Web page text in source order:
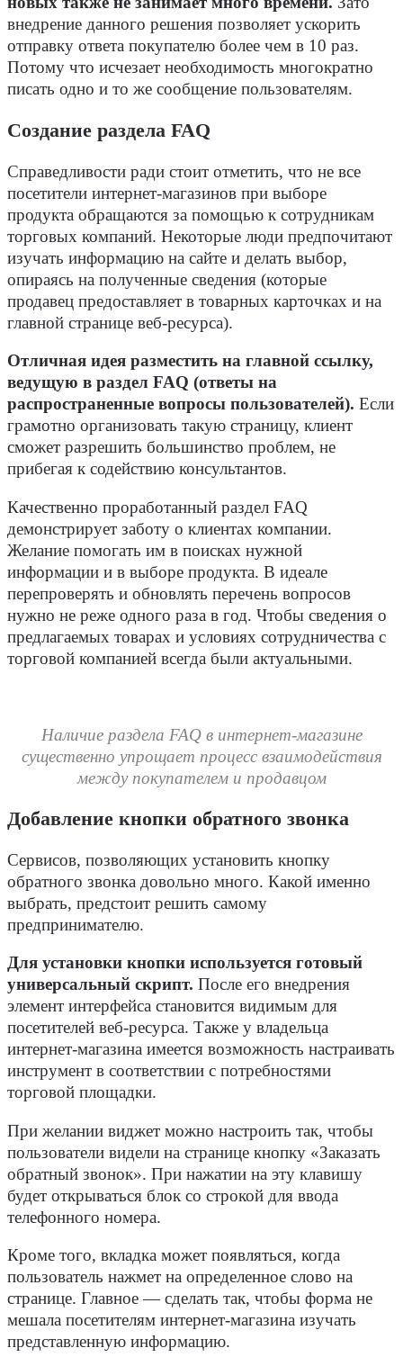
внедрение данного решения позволяет ускорить
отправку ответа покупателю более чем в 10 раз.
Потому что исчезает необходимость многократно
писать одно и то же сообщение пользователям.
Создание раздела FAQ
Справедливости ради стоит отметить, что не все
посетители интернет-магазинов при выборе
продукта обращаются за помощью к сотрудникам
торговых компаний. Некоторые люди предпочитают
изучать информацию на сайте и делать выбор,
опираясь на полученные сведения (которые
продавец предоставляет в товарных карточках и на
главной странице веб-ресурса).
Отличная идея разместить на главной ссылку,
ведущую в раздел FAQ (ответы на
распространенные вопросы пользователей). Если
грамотно организовать такую страницу, клиент
сможет разрешить большинство проблем, не
прибегая к содействию консультантов.
Качественно проработанный раздел FAQ
демонстрирует заботу о клиентах компании.
Желание помогать им в поисках нужной
информации и в выборе продукта. В идеале
перепроверять и обновлять перечень вопросов
нужно не реже одного раза в год. Чтобы сведения о
предлагаемых товарах и условиях сотрудничества с
торговой компанией всегда были актуальными.
Наличие раздела FAQ в интернет-магазине
существенно упрощает процесс взаимодействия
между покупателем и продавцом
Добавление кнопки обратного звонка
Сервисов, позволяющих установить кнопку
обратного звонка довольно много. Какой именно
выбрать, предстоит решить самому
предпринимателю.
Для установки кнопки используется готовый
универсальный скрипт. После его внедрения
элемент интерфейса становится видимым для
посетителей веб-ресурса. Также у владельца
интернет-магазина имеется возможность настраивать
инструмент в соответствии с потребностями
торговой площадки.
При желании виджет можно настроить так, чтобы
пользователи видели на странице кнопку «Заказать
обратный звонок». При нажатии на эту клавишу
будет открываться блок со строкой для ввода
телефонного номера.
Кроме того, вкладка может появляться, когда
пользователь нажмет на определенное слово на
странице. Главное — сделать так, чтобы форма не
мешала посетителям интернет-магазина изучать
представленную информацию.